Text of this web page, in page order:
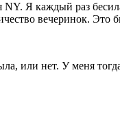
Я каждый раз
вечеринок.
или нет. У меня